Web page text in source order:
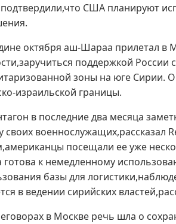
США планируют
октября аш-Шараа прилетал в
поддержкой
зоны на юге Сирии.
израильской границы.
в последние два месяца
своих военнослужащих,рассказал
посещали ее уже
готова к немедленному
базы для
в ведении сирийских
в Москве речь шла о